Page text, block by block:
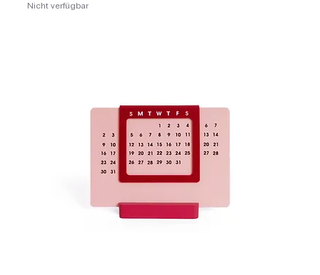
Nicht verfügbar